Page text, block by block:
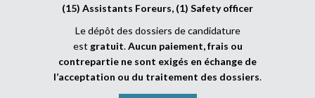
(15) Assistants Foreurs, (1) Safety officer
Le dépôt des dossiers de candidature
est gratuit.Aucun paiement, frais ou
contrepartie ne sont exigés en échange de
l’acceptation ou du traitement des dossiers.